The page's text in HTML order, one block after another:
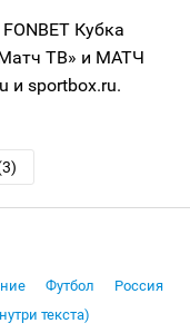
Кубка
ТВ» и МАТЧ
и sportbox.ru.
Футбол
Россия
текста)